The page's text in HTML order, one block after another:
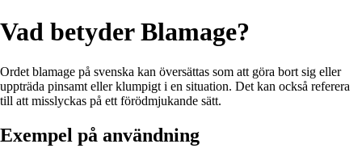
Vad betyder Blamage?
Ordet blamage på svenska kan översättas som att göra bort sig eller
uppträda pinsamt eller klumpigt i en situation. Det kan också referera
till att misslyckas på ett förödmjukande sätt.
Exempel på användning